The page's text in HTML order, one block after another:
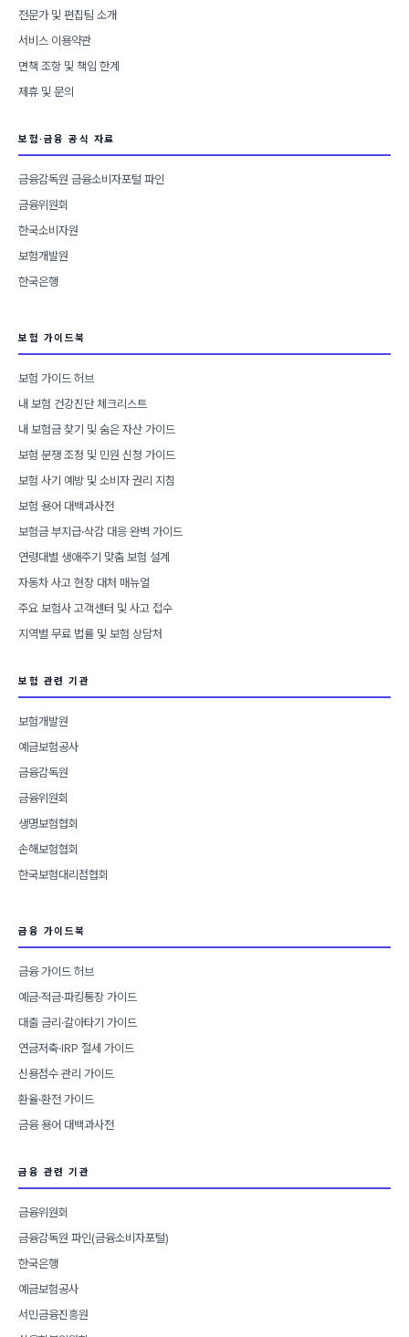
전문가 및 편집팀 소개
서비스 이용약관
면책 조항 및 책임 한계
제휴 및 문의
보험·금융 공식 자료
금융감독원 금융소비자포털 파인
금융위원회
한국소비자원
보험개발원
한국은행
보험 가이드북
보험 가이드 허브
내 보험 건강진단 체크리스트
내 보험금 찾기 및 숨은 자산 가이드
보험 분쟁 조정 및 민원 신청 가이드
보험 사기 예방 및 소비자 권리 지침
보험 용어 대백과사전
보험금 부지급·삭감 대응 완벽 가이드
연령대별 생애주기 맞춤 보험 설계
자동차 사고 현장 대처 매뉴얼
주요 보험사 고객센터 및 사고 접수
지역별 무료 법률 및 보험 상담처
보험 관련 기관
보험개발원
예금보험공사
금융감독원
금융위원회
생명보험협회
손해보험협회
한국보험대리점협회
금융 가이드북
금융 가이드 허브
예금·적금·파킹통장 가이드
대출 금리·갈아타기 가이드
연금저축·IRP 절세 가이드
신용점수 관리 가이드
환율·환전 가이드
금융 용어 대백과사전
금융 관련 기관
금융위원회
금융감독원 파인(금융소비자포털)
한국은행
예금보험공사
서민금융진흥원